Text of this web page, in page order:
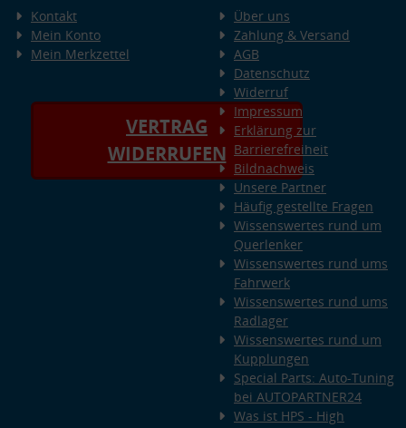
Kontakt
Mein Konto
Mein Merkzettel
VERTRAG
WIDERRUFEN
Über uns
Zahlung & Versand
AGB
Datenschutz
Widerruf
Impressum
Erklärung zur
Barrierefreiheit
Bildnachweis
Unsere Partner
Häufig gestellte Fragen
Wissenswertes rund um
Querlenker
Wissenswertes rund ums
Fahrwerk
Wissenswertes rund ums
Radlager
Wissenswertes rund um
Kupplungen
Special Parts: Auto-Tuning
bei AUTOPARTNER24
Was ist HPS - High